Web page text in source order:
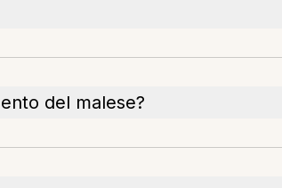
del malese?